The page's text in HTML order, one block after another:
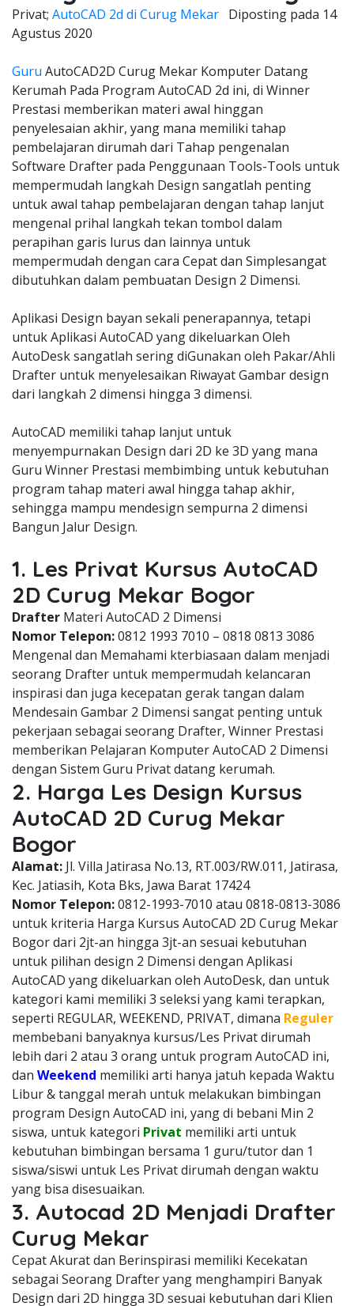
Privat; AutoCAD 2d di Curug Mekar Diposting pada 14
Agustus 2020
Guru AutoCAD2D Curug Mekar Komputer Datang
Kerumah Pada Program AutoCAD 2d ini, di Winner
Prestasi memberikan materi awal hinggan
penyelesaian akhir, yang mana memiliki tahap
pembelajaran dirumah dari Tahap pengenalan
Software Drafter pada Penggunaan Tools-Tools untuk
mempermudah langkah Design sangatlah penting
untuk awal tahap pembelajaran dengan tahap lanjut
mengenal prihal langkah tekan tombol dalam
perapihan garis lurus dan lainnya untuk
mempermudah dengan cara Cepat dan Simplesangat
dibutuhkan dalam pembuatan Design 2 Dimensi.
Aplikasi Design bayan sekali penerapannya, tetapi
untuk Aplikasi AutoCAD yang dikeluarkan Oleh
AutoDesk sangatlah sering diGunakan oleh Pakar/Ahli
Drafter untuk menyelesaikan Riwayat Gambar design
dari langkah 2 dimensi hingga 3 dimensi.
AutoCAD memiliki tahap lanjut untuk
menyempurnakan Design dari 2D ke 3D yang mana
Guru Winner Prestasi membimbing untuk kebutuhan
program tahap materi awal hingga tahap akhir,
sehingga mampu mendesign sempurna 2 dimensi
Bangun Jalur Design.
1. Les Privat Kursus AutoCAD
2D Curug Mekar Bogor
Drafter Materi AutoCAD 2 Dimensi
Nomor Telepon:0812 1993 7010 – 0818 0813 3086
Mengenal dan Memahami kterbiasaan dalam menjadi
seorang Drafter untuk mempermudah kelancaran
inspirasi dan juga kecepatan gerak tangan dalam
Mendesain Gambar 2 Dimensi sangat penting untuk
pekerjaan sebagai seorang Drafter, Winner Prestasi
memberikan Pelajaran Komputer AutoCAD 2 Dimensi
dengan Sistem Guru Privat datang kerumah.
2. Harga Les Design Kursus
AutoCAD 2D Curug Mekar
Bogor
Alamat: Jl. Villa Jatirasa No.13, RT.003/RW.011, Jatirasa,
Kec. Jatiasih, Kota Bks, Jawa Barat 17424
Nomor Telepon:0812-1993-7010 atau 0818-0813-3086
untuk kriteria Harga Kursus AutoCAD 2D Curug Mekar
Bogor dari 2jt-an hingga 3jt-an sesuai kebutuhan
untuk pilihan design 2 Dimensi dengan Aplikasi
AutoCAD yang dikeluarkan oleh AutoDesk, dan untuk
kategori kami memiliki 3 seleksi yang kami terapkan,
seperti REGULAR, WEEKEND, PRIVAT, dimana Reguler
membebani banyaknya kursus/Les Privat dirumah
lebih dari 2 atau 3 orang untuk program AutoCAD ini,
dan Weekend memiliki arti hanya jatuh kepada Waktu
Libur & tanggal merah untuk melakukan bimbingan
program Design AutoCAD ini, yang di bebani Min 2
siswa, untuk kategori Privat memiliki arti untuk
kebutuhan bimbingan bersama 1 guru/tutor dan 1
siswa/siswi untuk Les Privat dirumah dengan waktu
yang bisa disesuaikan.
3. Autocad 2D Menjadi Drafter
Curug Mekar
Cepat Akurat dan Berinspirasi memiliki Kecekatan
sebagai Seorang Drafter yang menghampiri Banyak
Design dari 2D hingga 3D sesuai kebutuhan dari Klien